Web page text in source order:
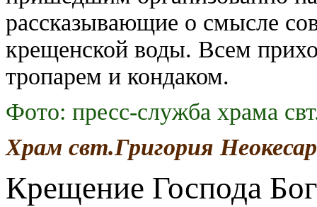
рассказывающие о смысле
крещенской воды. Всем
тропарем и кондаком.
Фото: пресс-служба храма
Храм свт.Григория
Крещение Господа